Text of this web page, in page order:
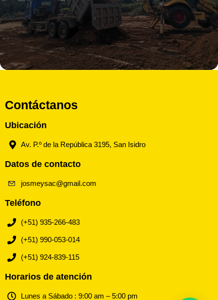
SOLICITA COTIZACIÓN
Contáctanos
Ubicación
Av. P.º de la República 3195, San Isidro
Datos de contacto
josmeysac@gmail.com
Teléfono
(+51) 935-266-483
(+51) 990-053-014
(+51) 924-839-115
Horarios de atención
Lunes a Sábado : 9:00 am – 5:00 pm